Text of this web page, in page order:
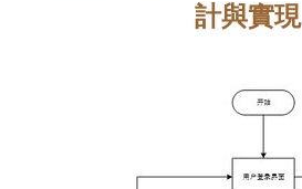
計與實現